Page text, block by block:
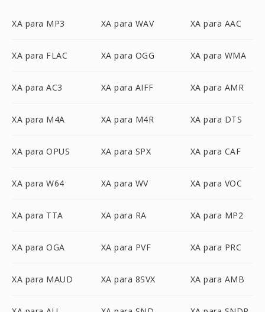
XA para MP3 XA para WAV XA para AAC
XA para FLAC XA para OGG XA para WMA
XA para AC3 XA para AIFF XA para AMR
XA para M4A XA para M4R XA para DTS
XA para OPUS XA para SPX XA para CAF
XA para W64 XA para WV XA para VOC
XA para TTA XA para RA XA para MP2
XA para OGA XA para PVF XA para PRC
XA para MAUD XA para 8SVX XA para AMB